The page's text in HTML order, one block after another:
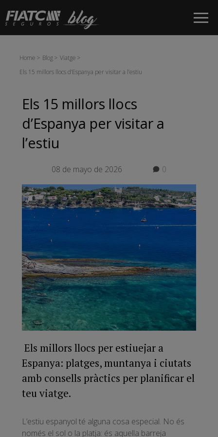
Salta al contingut principal
Home Blog
Viatge
Els 15 millors llocs d’Espanya per visitar a l’estiu
Els 15 millors llocs
d’Espanya per visitar a
l’estiu
08 de mayo de 2026 0
Els millors llocs per estiuejar a
Espanya: platges, muntanya i ciutats
amb consells pràctics per planificar el
teu viatge.
L’estiu espanyol té alguna cosa especial. No és
només el sol o la platja: és aquella barreja